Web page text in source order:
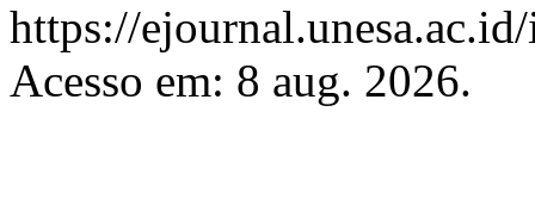
https://
Acesso em: 8 aug. 2026.